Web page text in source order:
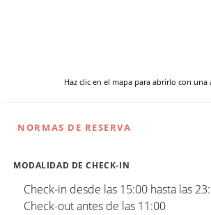
Haz clic en el mapa para abrirlo con una
NORMAS DE RESERVA
MODALIDAD DE CHECK-IN
Check-in desde las 15:00 hasta las
Check-out antes de las 11:00